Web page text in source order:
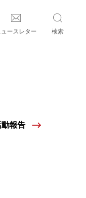
ュースレター 検索
報告